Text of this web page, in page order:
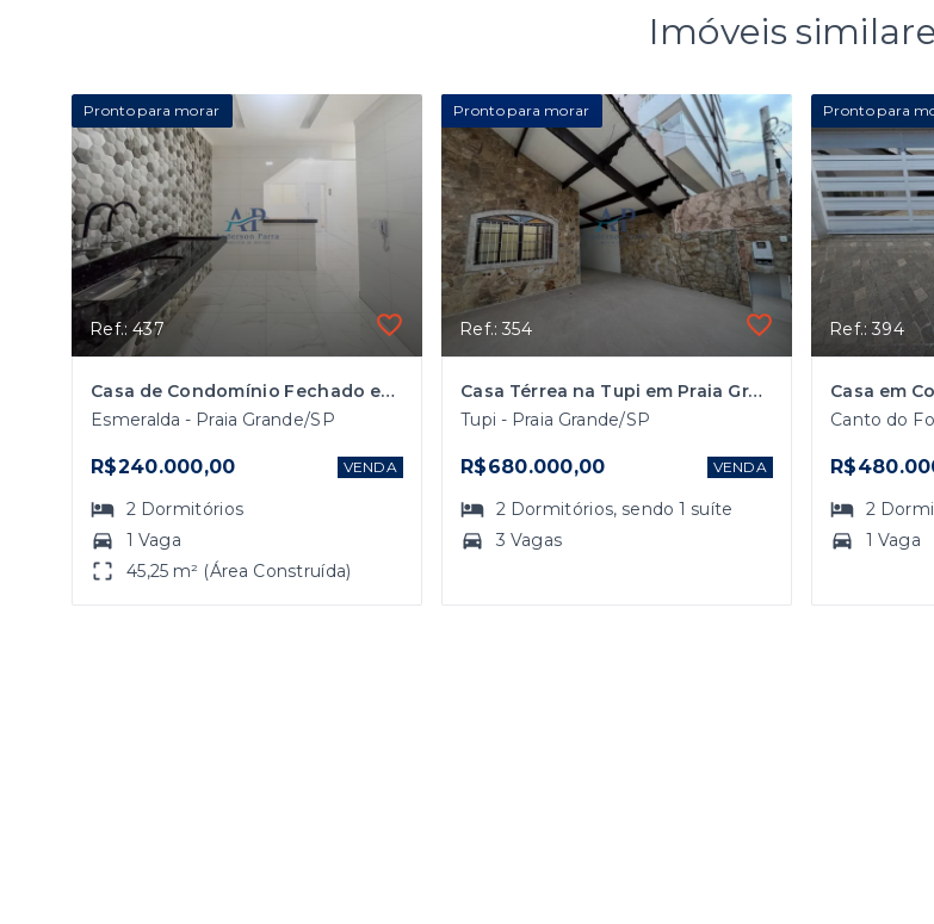
Imóveis
Pronto para morar
Ref.: 437
Casa de Condomínio Fechado em Praia Grande com 2 Dormitórios.
Esmeralda - Praia Grande/SP
R$240.000,00 VENDA
2 Dormitórios
1 Vaga
45,25 m² (Área Construída)
Pronto para morar
Ref.: 354
Casa Térrea na Tupi em Praia Grande com Piscina
Tupi - Praia Grande/SP
R$680.000,00 VENDA
2 Dormitórios, sendo1 suíte
3 Vagas
Pronto para
Ref.: 394
Canto do
2
1 Vaga